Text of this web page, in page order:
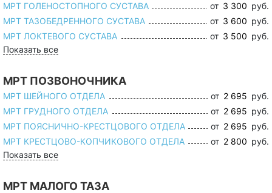
МРТ ГОЛЕНОСТОПНОГО СУСТАВА
от 3 300 руб.
МРТ ТАЗОБЕДРЕННОГО СУСТАВА
от 3 600 руб.
МРТ ЛОКТЕВОГО СУСТАВА
от 3 500 руб.
Показать все
МРТ ПОЗВОНОЧНИКА
МРТ ШЕЙНОГО ОТДЕЛА от 2 695 руб.
МРТ ГРУДНОГО ОТДЕЛА
от 2 695 руб.
МРТ ПОЯСНИЧНО-КРЕСТЦОВОГО ОТДЕЛА
от 2 695 руб.
МРТ КРЕСТЦОВО-КОПЧИКОВОГО ОТДЕЛА
от 2 800 руб.
Показать все
МРТ МАЛОГО ТАЗА